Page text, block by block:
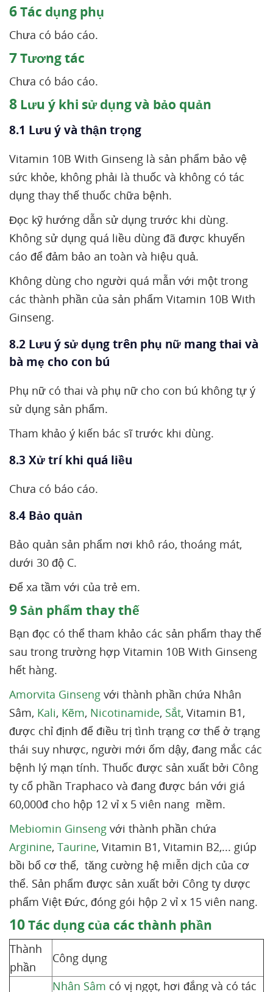
6Tác dụng phụ
Chưa có báo cáo.
7Tương tác
Chưa có báo cáo.
8 Lưu ý khi sử dụng và bảo quản
8.1 Lưu ý và thận trọng
Vitamin 10B With Ginseng là sản phẩm bảo vệ
sức khỏe, không phải là thuốc và không có tác
dụng thay thế thuốc chữa bệnh.
Đọc kỹ hướng dẫn sử dụng trước khi dùng.
Không sử dụng quá liều dùng đã được khuyến
cáo để đảm bảo an toàn và hiệu quả.
Không dùng cho người quá mẫn với một trong
các thành phần của sản phẩm Vitamin 10B With
Ginseng.
8.2 Lưu ý sử dụng trên phụ nữ mang thai và
bà mẹ cho con bú
Phụ nữ có thai và phụ nữ cho con bú không tự ý
sử dụng sản phẩm.
Tham khảo ý kiến bác sĩ trước khi dùng.
8.3 Xử trí khi quá liều
Chưa có báo cáo.
8.4 Bảo quản
Bảo quản sản phẩm nơi khô ráo, thoáng mát,
dưới 30 độ C.
Để xa tầm với của trẻ em.
9 Sản phẩm thay thế
Bạn đọc có thể tham khảo các sản phẩm thay thế
sau trong trường hợp Vitamin 10B With Ginseng
hết hàng.
Amorvita Ginseng với thành phần chứa Nhân
Sâm, Kali, Kẽm, Nicotinamide, Sắt, Vitamin B1,
được chỉ định để điều trị tình trạng cơ thể ở trạng
thái suy nhược, người mới ốm dậy, đang mắc các
bệnh lý mạn tính. Thuốc được sản xuất bởi Công
ty cổ phần Traphaco và đang được bán với giá
60,000đ cho hộp 12 vỉ x 5 viên nang mềm.
Mebiomin Ginseng với thành phần chứa
Arginine, Taurine, Vitamin B1, Vitamin B2,... giúp
bồi bổ cơ thể, tăng cường hệ miễn dịch của cơ
thể. Sản phẩm được sản xuất bởi Công ty dược
phẩm Việt Đức, đóng gói hộp 2 vỉ x 15 viên nang.
10Tác dụng của các thành phần
Thành
phần
Công dụng
Nhân Sâm có vị ngọt, hơi đắng và có tác